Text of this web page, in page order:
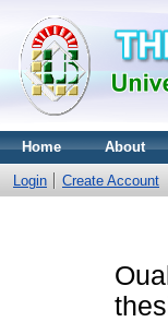
Home About
Login Create Account